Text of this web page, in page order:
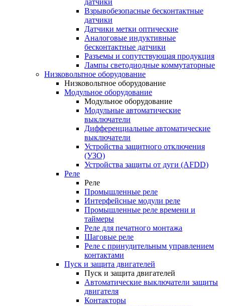
датчики
Взрывобезопасные бесконтактные
датчики
Датчики метки оптические
Аналоговые индуктивные
бесконтактные датчики
Разъемы и сопутствующая продукция
Лампы светодиодные коммутаторные
Низковольтное оборудование
Низковольтное оборудование
Модульное оборудование
Модульное оборудование
Модульные автоматические
выключатели
Дифференциальные автоматические
выключатели
Устройства защитного отключения
(УЗО)
Устройства защиты от дуги (AFDD)
Реле
Реле
Промышленные реле
Интерфейсные модули реле
Промышленные реле времени и
таймеры
Реле для печатного монтажа
Шаговые реле
Реле с принудительным управлением
контактами
Пуск и защита двигателей
Пуск и защита двигателей
Автоматические выключатели защиты
двигателя
Контакторы